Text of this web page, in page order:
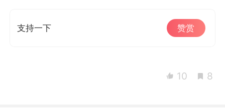
支持一下 赞赏
10 8